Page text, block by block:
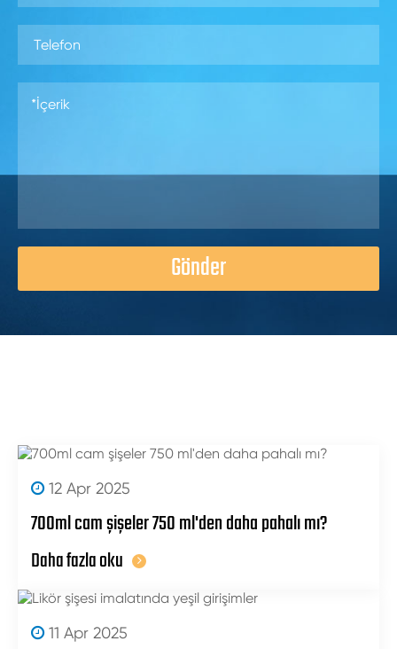
Gönder
12 Apr 2025
700ml cam şişeler 750 ml'den daha pahalı mı?
Daha fazla oku
11 Apr 2025